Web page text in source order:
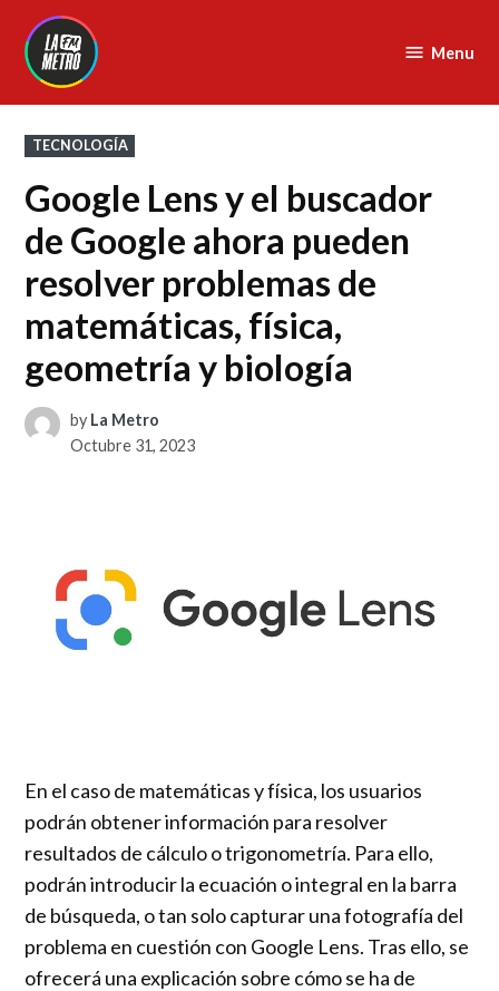
content
Menu
POSTED
IN
TECNOLOGÍA
Google Lens y el buscador
de Google ahora pueden
resolver problemas de
matemáticas, física,
geometría y biología
by La Metro
Octubre 31, 2023
En el caso de matemáticas y física, los usuarios
podrán obtener información para resolver
resultados de cálculo o trigonometría. Para ello,
podrán introducir la ecuación o integral en la barra
de búsqueda, o tan solo capturar una fotografía del
problema en cuestión con Google Lens. Tras ello, se
ofrecerá una explicación sobre cómo se ha de